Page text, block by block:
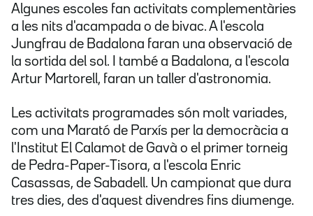
Algunes escoles fan activitats complementàries
a les nits d'acampada o de bivac. A l'escola
Jungfrau de Badalona faran una observació de
la sortida del sol. I també a Badalona, a l'escola
Artur Martorell, faran un taller d'astronomia.
Les activitats programades són molt variades,
com una Marató de Parxís per la democràcia a
l'Institut El Calamot de Gavà o el primer torneig
de Pedra-Paper-Tisora, a l'escola Enric
Casassas, de Sabadell. Un campionat que dura
tres dies, des d'aquest divendres fins diumenge.